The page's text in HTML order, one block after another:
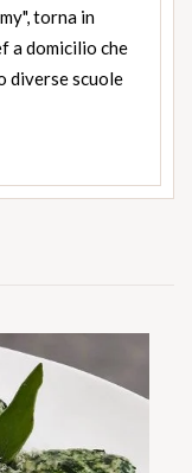
torna in
a domicilio che
diverse scuole